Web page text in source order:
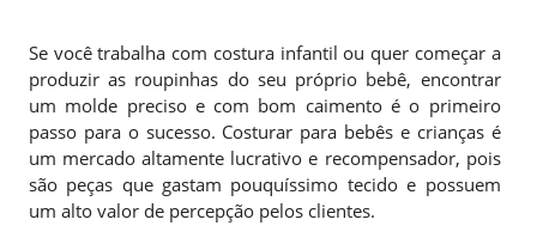
Se você trabalha com costura infantil ou quer começar a
produzir as roupinhas do seu próprio bebê, encontrar
um molde preciso e com bom caimento é o primeiro
passo para o sucesso. Costurar para bebês e crianças é
um mercado altamente lucrativo e recompensador, pois
são peças que gastam pouquíssimo tecido e possuem
um alto valor de percepção pelos clientes.